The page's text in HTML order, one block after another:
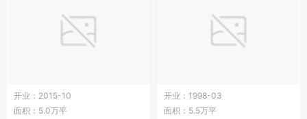
开业：2015-10
面积：5.0万平
开业：1998-03
面积：5.5万平